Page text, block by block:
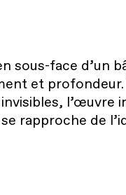
sous-face d’un
et
l’œuvre
rapproche de